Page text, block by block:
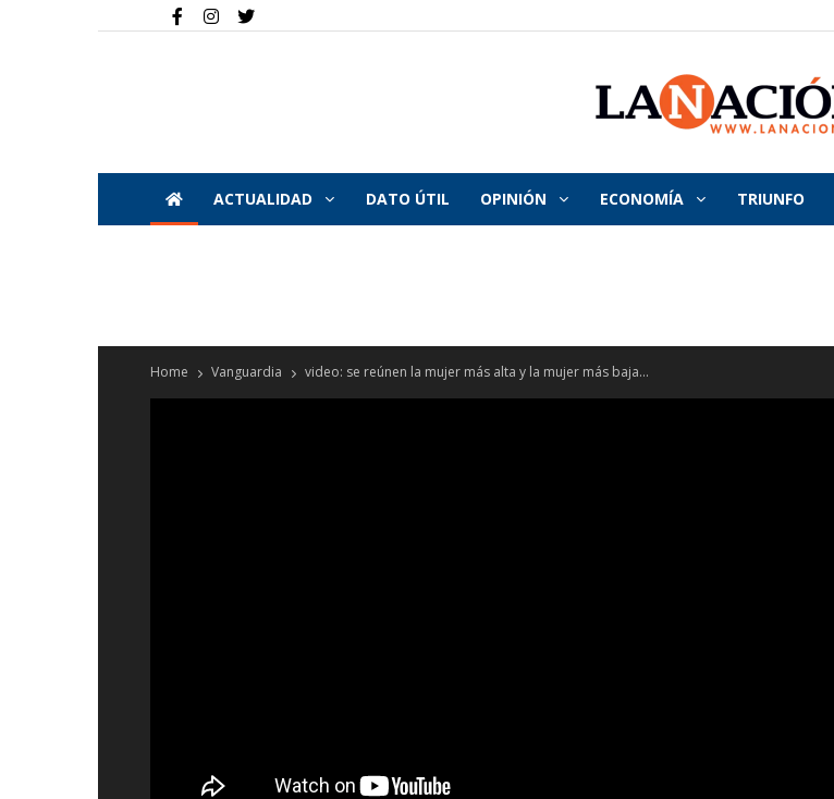
La
Nación
ACTUALIDAD DATO ÚTIL OPINIÓN ECONOMÍA TRIUNFO
Home Vanguardia video: se reúnen la mujer más alta y la mujer más baja...